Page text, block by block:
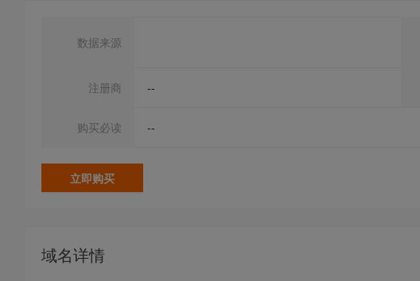
数据来源
注册商 --
购买必读 --
立即购买
域名详情